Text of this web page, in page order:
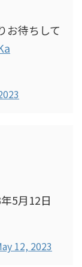
お待ちして
5月12日
12, 2023